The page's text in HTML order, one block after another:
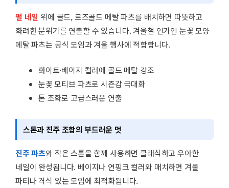
펄 네일 위에 골드, 로즈골드 메탈 파츠를 배치하면 따뜻하고
화려한 분위기를 연출할 수 있습니다. 겨울철 인기인 눈꽃 모양
메탈 파츠는 공식 모임과 겨울 행사에 적합합니다.
화이트·베이지 컬러에 골드 메탈 강조
눈꽃 모티브 파츠로 시즌감 극대화
톤 조화로 고급스러운 연출
스톤과 진주 조합의 부드러운 멋
진주 파츠와 작은 스톤을 함께 사용하면 클래식하고 우아한
네일이 완성됩니다. 베이지나 연핑크 컬러와 매치하면 겨울
파티나 격식 있는 모임에 최적화됩니다.